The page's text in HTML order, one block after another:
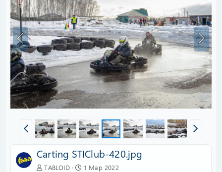
Carting STIClub-420.jpg
TABLOID 1 Мар 2022